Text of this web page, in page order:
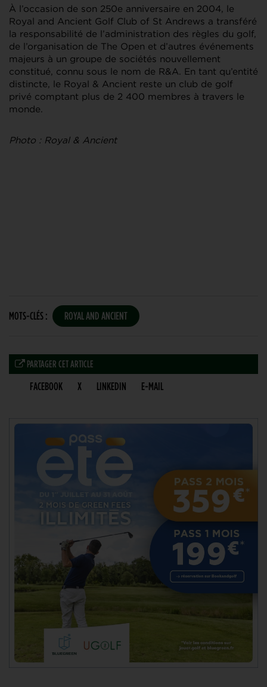
À l’occasion de son 250e anniversaire en 2004, le
Royal and Ancient Golf Club of St Andrews a transféré
la responsabilité de l’administration des règles du golf,
de l’organisation de The Open et d’autres événements
majeurs à un groupe de sociétés nouvellement
constitué, connu sous le nom de R&A. En tant qu’entité
distincte, le Royal & Ancient reste un club de golf
privé comptant plus de 2 400 membres à travers le
monde.
Photo : Royal & Ancient
MOTS-CLÉS : ROYAL AND ANCIENT
PARTAGER CET ARTICLE
FACEBOOK X LINKEDIN E-MAIL